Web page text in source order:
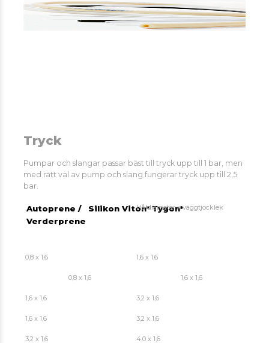
Tryck
Pumpar och slangar passar bäst till tryck upp till 1 bar, men
med rätt val av pump och slang fungerar tryck upp till 2,5
bar.
Autoprene /
Verderprene
Silikon Viton* Tygon*
Håldiameter x väggtjocklek
0,8 x 1,6
0,8 x 1,6
1,6 x 1,6
1,6 x 1,6
1,6 x 1,6
1,6 x 1,6
3,2 x 1,6
3,2 x 1,6
3,2 x 1,6 4,0 x 1,6